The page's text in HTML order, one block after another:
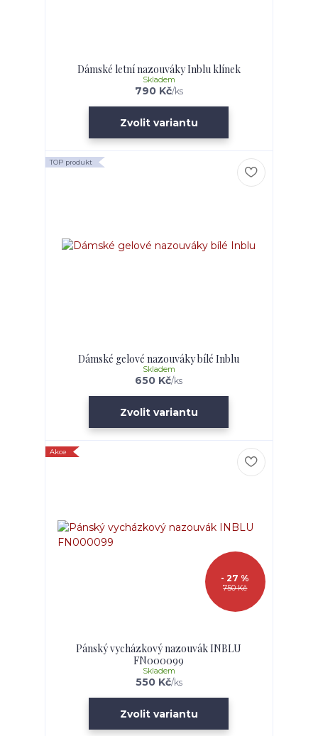
Dámské letní nazouváky Inblu klínek
790 Kč/ks
Skladem
Zvolit variantu
TOP produkt
Dámské gelové nazouváky bílé Inblu
650 Kč/ks
Skladem
Zvolit variantu
Akce
750 Kč
- 27 %
Pánský vycházkový nazouvák INBLU
FN000099
550 Kč/ks
Skladem
Zvolit variantu